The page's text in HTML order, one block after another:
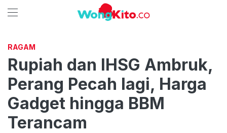
RAGAM
Rupiah dan IHSG Ambruk,
Perang Pecah lagi, Harga
Gadget hingga BBM
Terancam